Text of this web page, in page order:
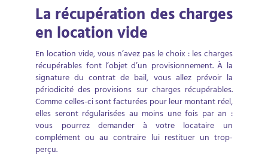
La récupération des charges
en location vide
En location vide, vous n’avez pas le choix : les charges
récupérables font l’objet d’un provisionnement. À la
signature du contrat de bail, vous allez prévoir la
périodicité des provisions sur charges récupérables.
Comme celles-ci sont facturées pour leur montant réel,
elles seront régularisées au moins une fois par an :
vous pourrez demander à votre locataire un
complément ou au contraire lui restituer un trop-
perçu.